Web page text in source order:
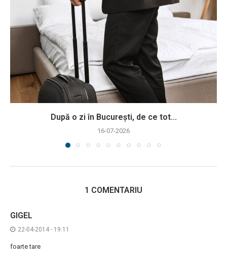
După o zi în București, de ce tot...
16-07-2026
1 COMENTARIU
GIGEL
22-04-2014 - 19:11
foarte tare